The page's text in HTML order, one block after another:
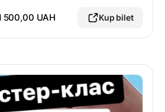
500,00 UAH Kup bilet